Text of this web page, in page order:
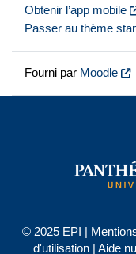
Obtenir l’app mobile
Passer au thème
Fourni par Moodle
© 2025 EPI |
d'utilisation| Aide